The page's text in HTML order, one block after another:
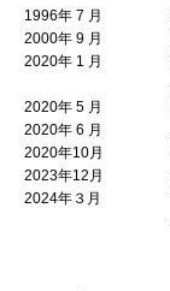
1996年 7 月
2000年 9 月
2020年 1 月
2020年 5 月
2020年 6 月
2020年10月
2023年12月
2024年３月